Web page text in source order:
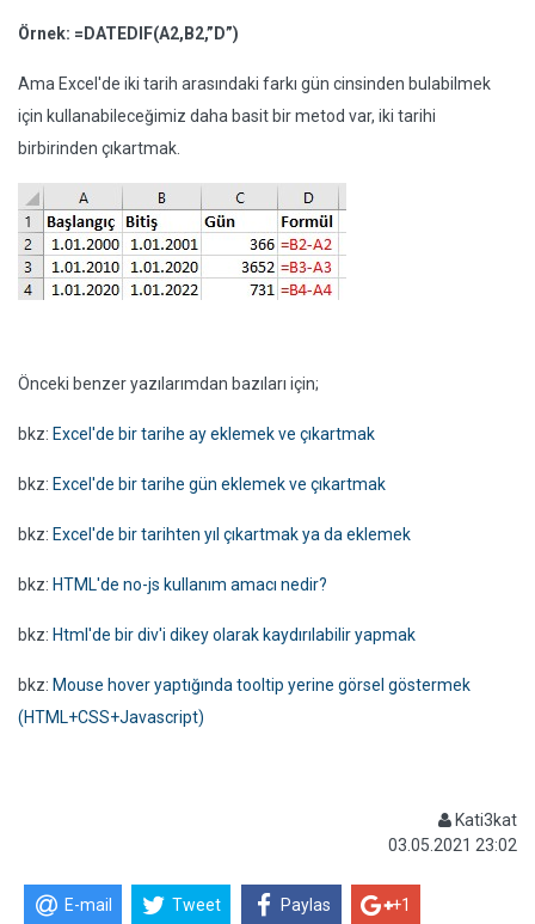
Örnek: =DATEDIF(A2,B2,”D”)
Ama Excel'de iki tarih arasındaki farkı gün cinsinden bulabilmek
için kullanabileceğimiz daha basit bir metod var, iki tarihi
birbirinden çıkartmak.
Önceki benzer yazılarımdan bazıları için;
bkz: Excel'de bir tarihe ay eklemek ve çıkartmak
bkz: Excel'de bir tarihe gün eklemek ve çıkartmak
bkz: Excel'de bir tarihten yıl çıkartmak ya da eklemek
bkz: HTML'de no-js kullanım amacı nedir?
bkz: Html'de bir div'i dikey olarak kaydırılabilir yapmak
bkz: Mouse hover yaptığında tooltip yerine görsel göstermek
(HTML+CSS+Javascript)
Kati3kat
03.05.2021 23:02
E-mail Tweet Paylas +1